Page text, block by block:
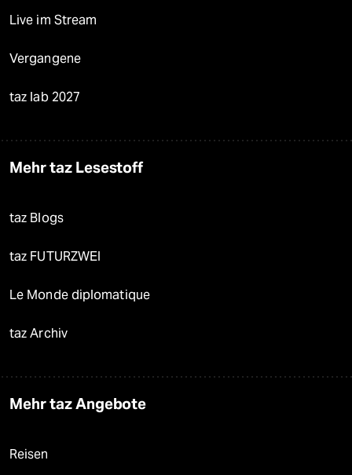
Live im Stream
Vergangene
taz lab 2027
Mehr taz Lesestoff
taz Blogs
taz FUTURZWEI
Le Monde diplomatique
taz Archiv
Mehr taz Angebote
Reisen